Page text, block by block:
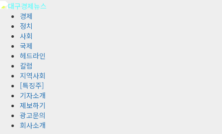
콘
경제
정치
사회
국제
헤드라인
칼럼
지역사회
[특징주]
기자소개
제보하기
광고문의
회사소개